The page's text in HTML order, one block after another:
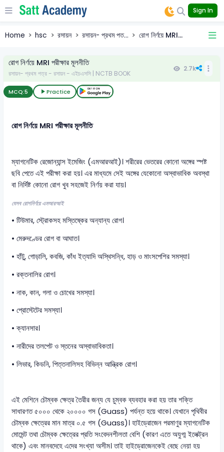
Sign In
Home hsc রসায়ন রসায়ন- প্রথম পত... রোগ নির্ণয়ে MRI...
রোগ নির্ণয়ে MRI পরীক্ষার মূলনীতি
রসায়ন- প্রথম পত্র - রসায়ন - এইচএসসি | NCTB BOOK
2.7k
MCQ:5 Practice
রোগ নির্ণয়ে MRI পরীক্ষার মূলনীতি
ম্যাগনেটিক রেজোন্যান্স ইমেজিং (এমআরআই)। শরীরের ভেতরের কোনো অঙ্গের স্পষ্ট
ছবি পেতে এই পরীক্ষা করা হয়। এর মাধ্যমে সেই অঙ্গের যেকোনো অস্বাভাবিক অবস্থা
বা নির্দিষ্ট কোনো রোগ খুব সহজেই নির্ণয় করা যায়।
যেসব রোগনির্ণয়ে এমআরআই
• টিউমার, স্ট্রোকসহ মস্তিষ্কের অন্যান্য রোগ।
• মেরুদণ্ডের রোগ বা আঘাত।
• হাঁটু, গোড়ালি, কবজি, কাঁধ ইত্যাদি অস্থিসন্ধি, হাড় ও মাংসপেশির সমস্যা।
• রক্তনালির রোগ।
• নাক, কান, গলা ও চোখের সমস্যা।
• প্রোস্টেটের সমস্যা।
• ক্যানসার।
• নারীদের তলপেট ও স্তনের অস্বাভাবিকতা।
• লিভার, কিডনি, পিত্তনালিসহ বিভিন্ন আন্ত্রিক রোগ।
এই মেশিনে চৌম্বক ক্ষেত্র তৈরীর জন্য যে চুম্বক ব্যবহার করা হয় তার শক্তি
সাধারণত ৫০০০ থেকে ২০০০০ গস (Guass) পর্যন্ত হয়ে থাকে। যেখানে পৃথিবীর
চৌম্বক ক্ষেত্রের মান মাত্র ০.৫ গস (Guass)। হাইড্রোজেন পরমাণুর ম্যাগনেটিক
মোমেন্ট তথা চৌম্বক ক্ষেত্রের প্রতি সংবেদনশীলতা বেশি (কারণ এতে অযুগ্ম ইলেক্ট্রন
থাকে) এবং মানবদেহে এদের সংখ্যা অসীম। তাই হাইড্রোজেনকেই বেছে নেয়া হয়